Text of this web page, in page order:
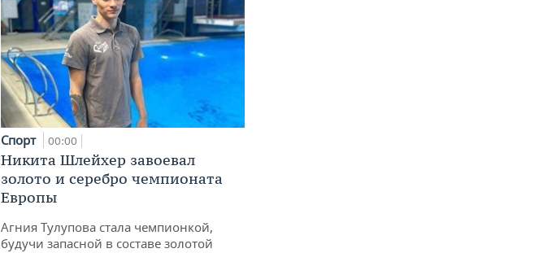
Спорт 00:00
Никита Шлейхер завоевал
золото и серебро чемпионата
Европы
Агния Тулупова стала чемпионкой,
будучи запасной в составе золотой